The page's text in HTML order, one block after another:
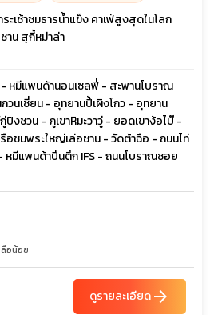
ะเช้าชมธารน้ำแข็ง คาเฟ่สูงสุดในโลก
าน สุกี้หม่าล่า
หมีแพนด้านอนเซลฟี่ - สะพานโบราณ
วนเซี่ยน - อุทยานปี้เผิงโกว - อุทยาน
งชวน - ภูเขาหิมะวาวู่ - ยอดเขาง้อไบ๊ -
อชมพระใหญ่เล่อซาน - วัดต้าฉือ - ถนนไท่
มีแพนด้าปีนตึก IFS - ถนนโบราณซอย
ลือน้อย
ดูรายละเอียดarrow_forward